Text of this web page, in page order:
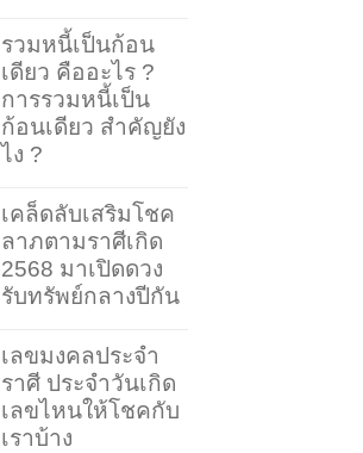
รวมหนี้เป็นก้อน
เดียว คืออะไร ?
การรวมหนี้เป็น
ก้อนเดียว สำคัญยัง
ไง ?
เคล็ดลับเสริมโชค
ลาภตามราศีเกิด
2568 มาเปิดดวง
รับทรัพย์กลางปีกัน
เลขมงคลประจำ
ราศี ประจำวันเกิด
เลขไหนให้โชคกับ
เราบ้าง